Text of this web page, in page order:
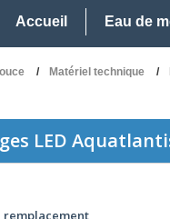
Accueil Eau de
Matériel technique
LED